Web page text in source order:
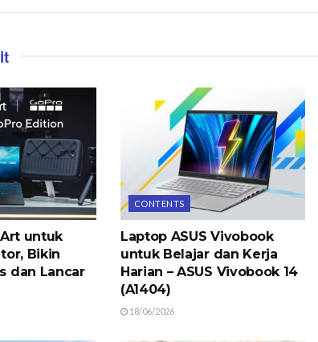
untuk
Bikin
dan Lancar
CONTENTS
Laptop ASUS Vivobook
untuk Belajar dan Kerja
Harian – ASUS Vivobook 14
(A1404)
18/06/2026